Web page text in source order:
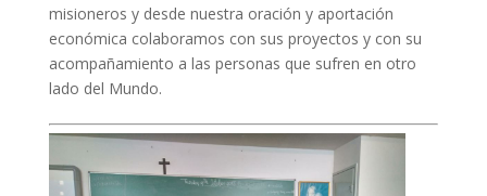
misioneros y desde nuestra oración y aportación
económica colaboramos con sus proyectos y con su
acompañamiento a las personas que sufren en otro
lado del Mundo.